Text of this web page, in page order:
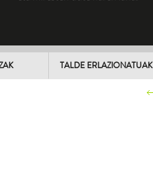
TALDE ERLAZIONATUAK